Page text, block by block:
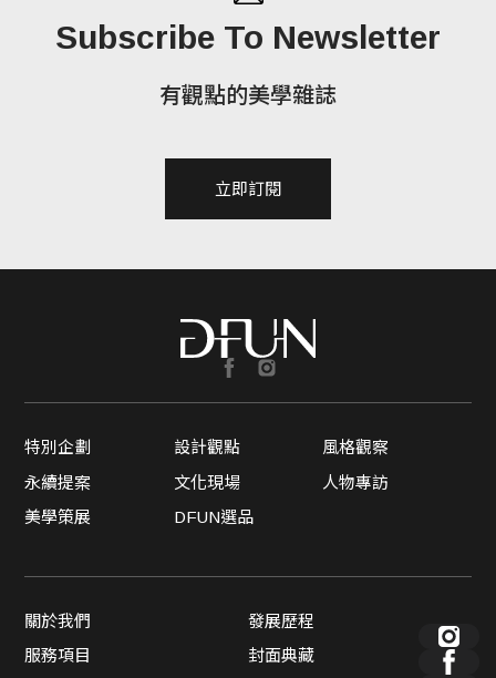
Subscribe To Newsletter
有觀點的美學雜誌
立即訂閱
特別企劃 設計觀點
風格觀察
永續提案
文化現場
人物專訪
美學策展
DFUN選品
關於我們
發展歷程
服務項目
封面典藏